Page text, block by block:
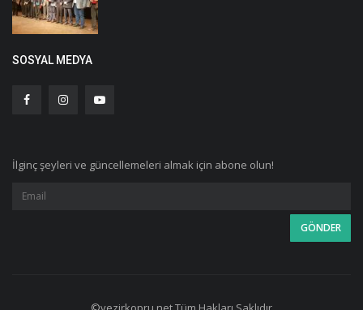
SOSYAL MEDYA
İlginç şeyleri ve güncellemeleri almak için abone olun!